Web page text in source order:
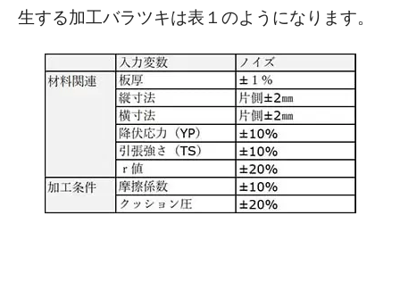
生する加工バラツキは表１のようになります。